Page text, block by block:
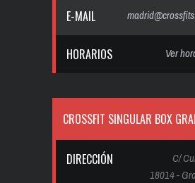
E-MAIL
HORARIOS Ver
CROSSFIT SINGULAR BOX
DIRECCIÓN
C/
18014 -